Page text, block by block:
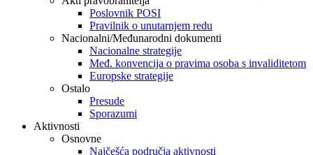
Poslovnik POSI
Pravilnik o unutarnjem redu
Nacionalni/Međunarodni dokumenti
Nacionalne strategije
Međ. konvencija o pravima osoba s invaliditetom
Europske strategije
Ostalo
Presude
Sporazumi
Aktivnosti
Osnovne
Najčešća područja aktivnosti